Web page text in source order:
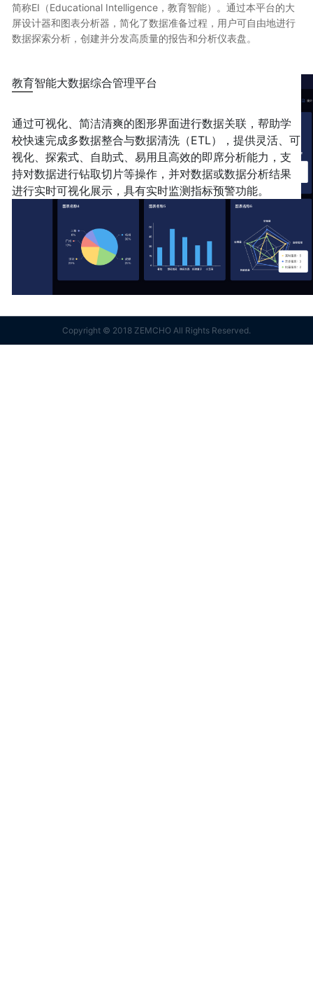
简称EI（Educational Intelligence，教育智能）。通过本平台的大
屏设计器和图表分析器，简化了数据准备过程，用户可自由地进行
数据探索分析，创建并分发高质量的报告和分析仪表盘。
教育智能大数据综合管理平台
通过可视化、简洁清爽的图形界面进行数据关联，帮助学
校快速完成多数据整合与数据清洗（ETL），提供灵活、可
视化、探索式、自助式、易用且高效的即席分析能力，支
持对数据进行钻取切片等操作，并对数据或数据分析结果
进行实时可视化展示，具有实时监测指标预警功能。
Copyright © 2018 ZEMCHO All Rights Reserved.